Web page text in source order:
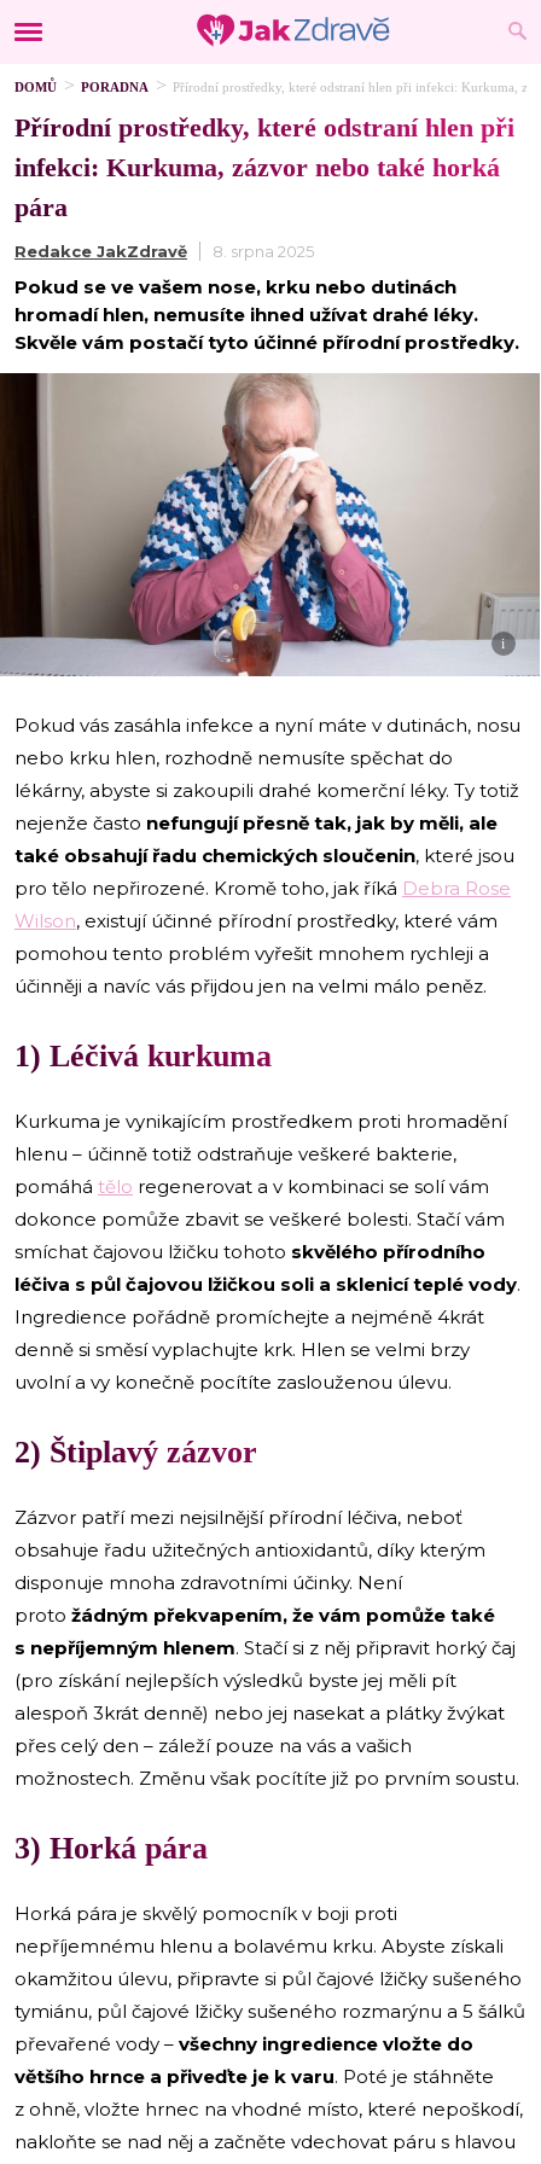
DOMŮ PORADNA Přírodní prostředky, které odstraní hlen při infekci: Kurkuma,
Přírodní prostředky, které odstraní hlen při
infekci: Kurkuma, zázvor nebo také horká
pára
Redakce JakZdravě 8. srpna 2025
Pokud se ve vašem nose, krku nebo dutinách
hromadí hlen, nemusíte ihned užívat drahé léky.
Skvěle vám postačí tyto účinné přírodní prostředky.
i
Pokud vás zasáhla infekce a nyní máte v dutinách, nosu
nebo krku hlen, rozhodně nemusíte spěchat do
lékárny, abyste si zakoupili drahé komerční léky. Ty totiž
nejenže často nefungují přesně tak, jak by měli, ale
také obsahují řadu chemických sloučenin, které jsou
pro tělo nepřirozené. Kromě toho, jak říká Debra Rose
Wilson, existují účinné přírodní prostředky, které vám
pomohou tento problém vyřešit mnohem rychleji a
účinněji a navíc vás přijdou jen na velmi málo peněz.
1) Léčivá kurkuma
Kurkuma je vynikajícím prostředkem proti hromadění
hlenu – účinně totiž odstraňuje veškeré bakterie,
pomáhá tělo regenerovat a v kombinaci se solí vám
dokonce pomůže zbavit se veškeré bolesti. Stačí vám
smíchat čajovou lžičku tohoto skvělého přírodního
léčiva s půl čajovou lžičkou soli a sklenicí teplé vody.
Ingredience pořádně promíchejte a nejméně 4krát
denně si směsí vyplachujte krk. Hlen se velmi brzy
uvolní a vy konečně pocítíte zaslouženou úlevu.
2) Štiplavý zázvor
Zázvor patří mezi nejsilnější přírodní léčiva, neboť
obsahuje řadu užitečných antioxidantů, díky kterým
disponuje mnoha zdravotními účinky. Není
proto žádným překvapením, že vám pomůže také
s nepříjemným hlenem. Stačí si z něj připravit horký čaj
(pro získání nejlepších výsledků byste jej měli pít
alespoň 3krát denně) nebo jej nasekat a plátky žvýkat
přes celý den – záleží pouze na vás a vašich
možnostech. Změnu však pocítíte již po prvním soustu.
3) Horká pára
Horká pára je skvělý pomocník v boji proti
nepříjemnému hlenu a bolavému krku. Abyste získali
okamžitou úlevu, připravte si půl čajové lžičky sušeného
tymiánu, půl čajové lžičky sušeného rozmarýnu a 5 šálků
převařené vody – všechny ingredience vložte do
většího hrnce a přiveďte je k varu. Poté je stáhněte
z ohně, vložte hrnec na vhodné místo, které nepoškodí,
nakloňte se nad něj a začněte vdechovat páru s hlavou